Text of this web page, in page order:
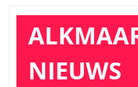
NIEUWS